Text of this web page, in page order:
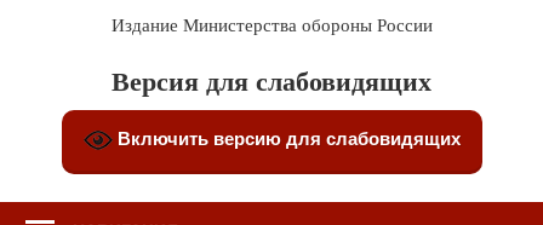
Издание Министерства обороны России
Версия для слабовидящих
Включить версию для слабовидящих